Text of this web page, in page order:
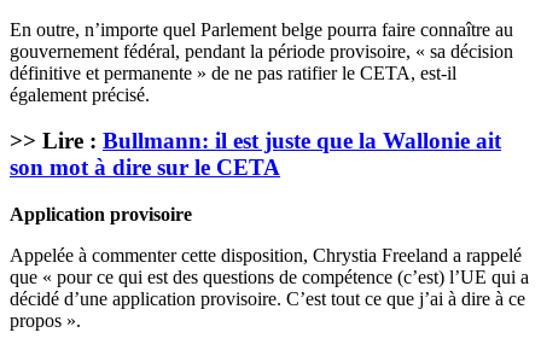
En outre, n’importe quel Parlement belge pourra faire connaître au
gouvernement fédéral, pendant la période provisoire, « sa décision
définitive et permanente » de ne pas ratifier le CETA, est-il
également précisé.
>> Lire : Bullmann: il est juste que la Wallonie ait
son mot à dire sur le CETA
Application provisoire
Appelée à commenter cette disposition, Chrystia Freeland a rappelé
que « pour ce qui est des questions de compétence (c’est) l’UE qui a
décidé d’une application provisoire. C’est tout ce que j’ai à dire à ce
propos ».